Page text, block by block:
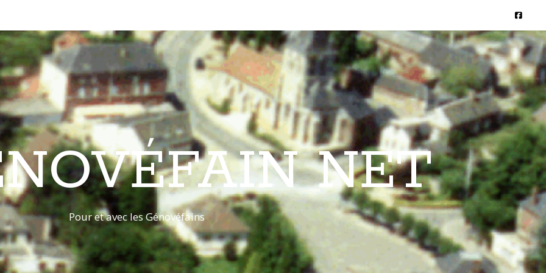
NET
Pour et avec les Génovéfains